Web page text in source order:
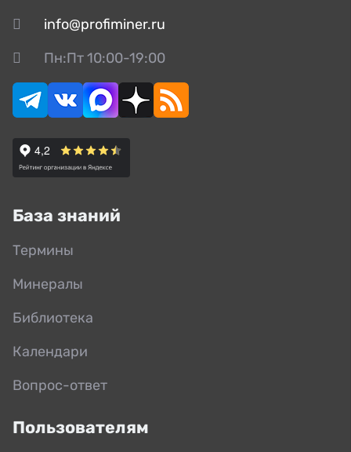
info@profiminer.ru
Пн:Пт 10:00-19:00
База знаний
Термины
Минералы
Библиотека
Календари
Вопрос-ответ
Пользователям